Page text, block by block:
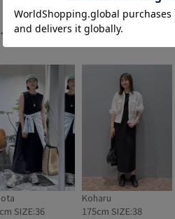
でコーディネ
ワンピに限りま
みてください
#
SIZE:36
Koharu
175cm SIZE:38